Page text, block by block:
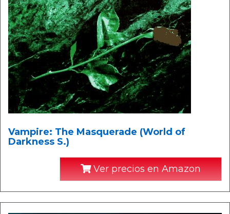
Vampire: The Masquerade (World of
Darkness S.)
Ver precios en Amazon